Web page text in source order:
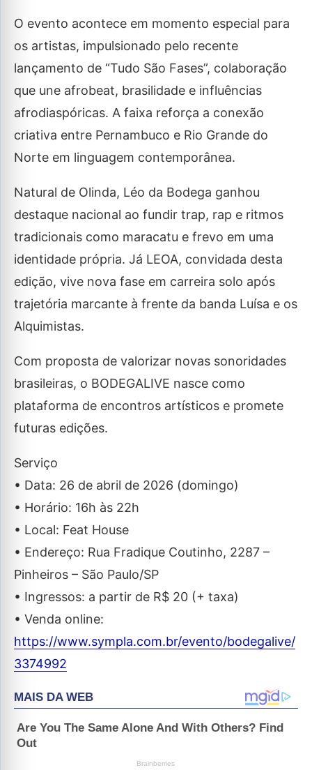
O evento acontece em momento especial para
os artistas, impulsionado pelo recente
lançamento de “Tudo São Fases”, colaboração
que une afrobeat, brasilidade e influências
afrodiaspóricas. A faixa reforça a conexão
criativa entre Pernambuco e Rio Grande do
Norte em linguagem contemporânea.
Natural de Olinda, Léo da Bodega ganhou
destaque nacional ao fundir trap, rap e ritmos
tradicionais como maracatu e frevo em uma
identidade própria. Já LEOA, convidada desta
edição, vive nova fase em carreira solo após
trajetória marcante à frente da banda Luísa e os
Alquimistas.
Com proposta de valorizar novas sonoridades
brasileiras, o BODEGALIVE nasce como
plataforma de encontros artísticos e promete
futuras edições.
Serviço
• Data: 26 de abril de 2026 (domingo)
• Horário: 16h às 22h
• Local: Feat House
• Endereço: Rua Fradique Coutinho, 2287 –
Pinheiros – São Paulo/SP
• Ingressos: a partir de R$ 20 (+ taxa)
• Venda online:
https://www.sympla.com.br/evento/bodegalive/
3374992